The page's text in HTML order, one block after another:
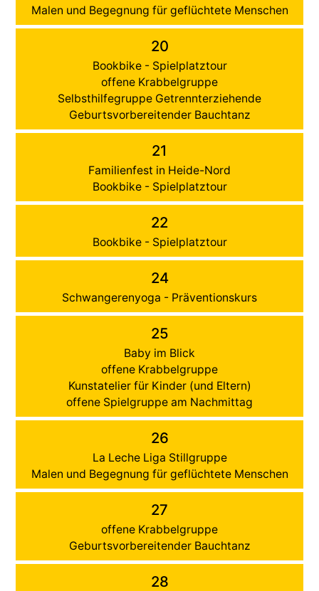
Malen und Begegnung für geflüchtete Menschen
20
Bookbike - Spielplatztour
offene Krabbelgruppe
Selbsthilfegruppe Getrennterziehende
Geburtsvorbereitender Bauchtanz
21
Familienfest in Heide-Nord
Bookbike - Spielplatztour
22
Bookbike - Spielplatztour
24
Schwangerenyoga - Präventionskurs
25
Baby im Blick
offene Krabbelgruppe
Kunstatelier für Kinder (und Eltern)
offene Spielgruppe am Nachmittag
26
La Leche Liga Stillgruppe
Malen und Begegnung für geflüchtete Menschen
27
offene Krabbelgruppe
Geburtsvorbereitender Bauchtanz
28